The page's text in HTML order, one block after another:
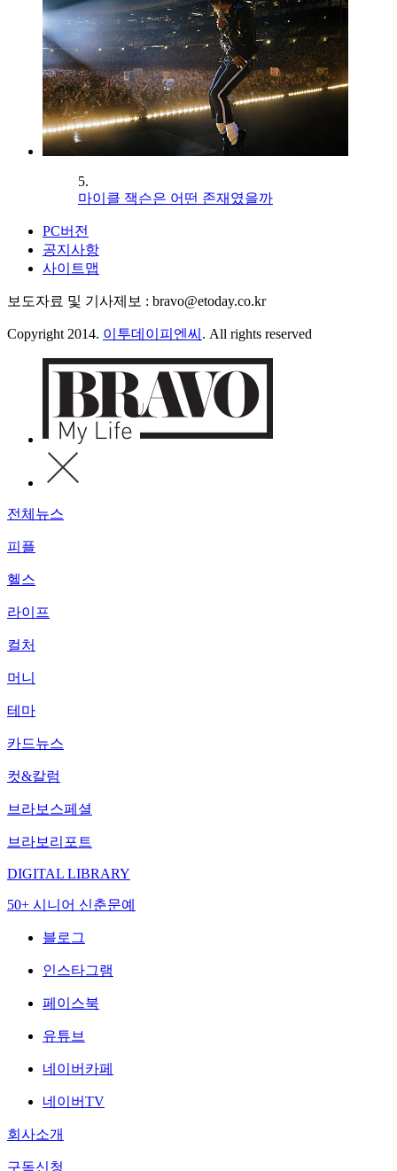
5.
마이클 잭슨은 어떤 존재였을까
PC버전
공지사항
사이트맵
보도자료 및 기사제보 : bravo@etoday.co.kr
Copyright 2014. 이투데이피엔씨 . All rights reserved
전체뉴스
피플
헬스
라이프
컬처
머니
테마
카드뉴스
컷&칼럼
브라보스페셜
브라보리포트
DIGITAL LIBRARY
50+ 시니어 신춘문예
블로그
인스타그램
페이스북
유튜브
네이버카페
네이버TV
회사소개
구독신청